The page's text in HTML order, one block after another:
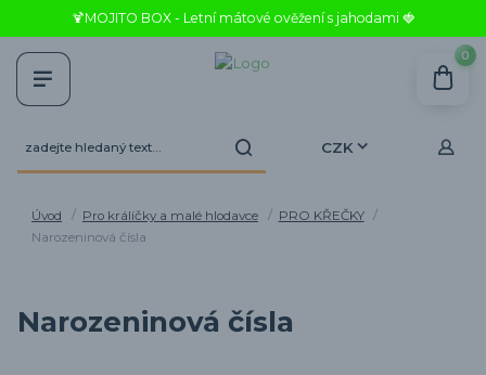
🍹MOJITO BOX - Letní mátové ověžení s jahodami 🍓
CZK
0
Úvod Pro králíčky a malé hlodavce
PRO KŘEČKY
Narozeninová čísla
Narozeninová čísla